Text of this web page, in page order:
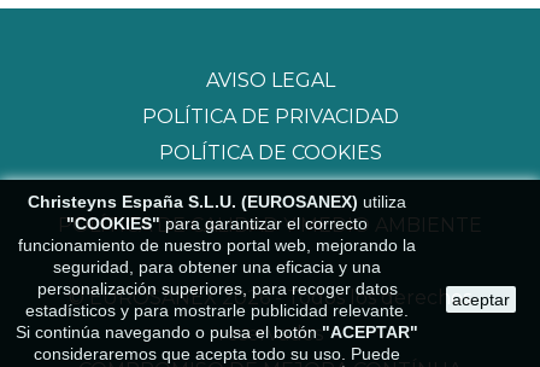
Christeyns España S.L.U. (EUROSANEX) utiliza
"COOKIES" para garantizar el correcto
funcionamiento de nuestro portal web, mejorando la
seguridad, para obtener una eficacia y una
personalización superiores, para recoger datos
estadísticos y para mostrarle publicidad relevante.
Si continúa navegando o pulsa el botón "ACEPTAR"
consideraremos que acepta todo su uso. Puede
aceptar
AVISO LEGAL
POLÍTICA DE PRIVACIDAD
POLÍTICA DE COOKIES
POLÍTICA DE CALIDAD Y MEDIO AMBIENTE
© EUROSANEX 2026 - Todos los derechos
reservados